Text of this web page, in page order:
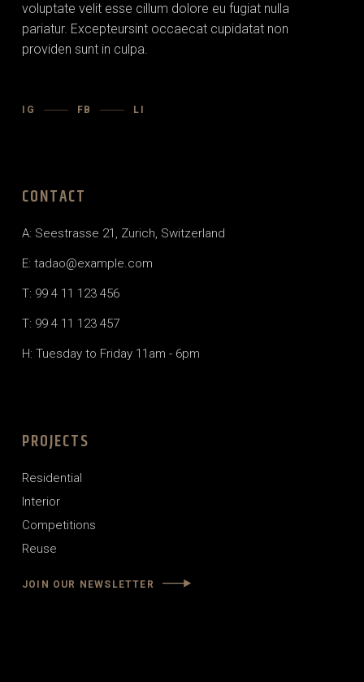
voluptate velit esse cillum dolore eu fugiat nulla
pariatur. Excepteursint occaecat cupidatat non
providen sunt in culpa.
IG FB LI
CONTACT
A: Seestrasse 21, Zurich, Switzerland
E: tadao@example.com
T: 99 4 11 123 456
T: 99 4 11 123 457
H: Tuesday to Friday 11am - 6pm
PROJECTS
Residential
Interior
Competitions
Reuse
JOIN OUR NEWSLETTER